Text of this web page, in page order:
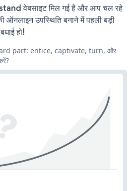
वेबसाइट मिल गई है और आप चल रहे
ऑनलाइन उपस्थिति बनाने में पहली बड़ी
हो!
part: entice, captivate, turn, और